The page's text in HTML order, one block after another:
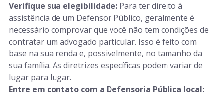
Verifique sua elegibilidade: Para ter direito à
assistência de um Defensor Público, geralmente é
necessário comprovar que você não tem condições de
contratar um advogado particular. Isso é feito com
base na sua renda e, possivelmente, no tamanho da
sua família. As diretrizes específicas podem variar de
lugar para lugar.
Entre em contato com a Defensoria Pública local: